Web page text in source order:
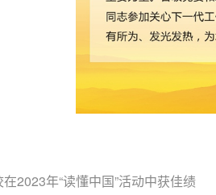
2023年“读懂中国”活动中获佳绩